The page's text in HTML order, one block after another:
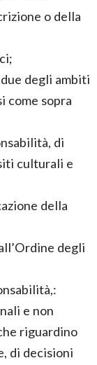
o della
degli ambiti
come sopra
di
culturali e
della
degli
e non
riguardino
di decisioni